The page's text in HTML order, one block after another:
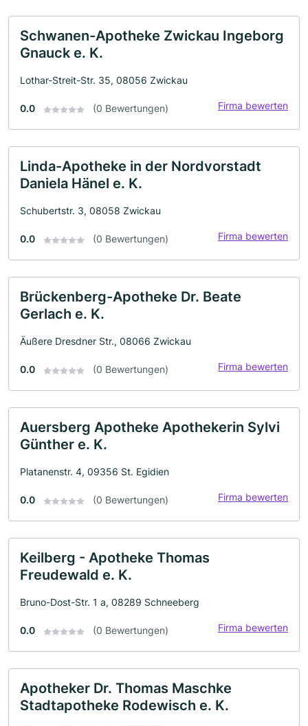
Schwanen-Apotheke Zwickau Ingeborg
Gnauck e. K.
Lothar-Streit-Str. 35, 08056 Zwickau
0.0 (0 Bewertungen) Firma bewerten
Linda-Apotheke in der Nordvorstadt
Daniela Hänel e. K.
Schubertstr. 3, 08058 Zwickau
0.0 (0 Bewertungen) Firma bewerten
Brückenberg-Apotheke Dr. Beate
Gerlach e. K.
Äußere Dresdner Str., 08066 Zwickau
0.0 (0 Bewertungen) Firma bewerten
Auersberg Apotheke Apothekerin Sylvi
Günther e. K.
Platanenstr. 4, 09356 St. Egidien
0.0 (0 Bewertungen) Firma bewerten
Keilberg - Apotheke Thomas
Freudewald e. K.
Bruno-Dost-Str. 1 a, 08289 Schneeberg
0.0 (0 Bewertungen) Firma bewerten
Apotheker Dr. Thomas Maschke
Stadtapotheke Rodewisch e. K.